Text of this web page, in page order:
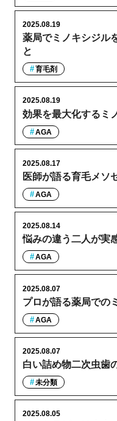
薬局でミノキシジル
と
2025.08.19
育毛剤
効果を最大化するミ
2025.08.19
AGA
医師が語る育毛メソ
2025.08.17
AGA
悩みの違う二人が実
2025.08.14
AGA
プロが語る薬局での
2025.08.07
AGA
白い詰め物二次虫歯
2025.08.07
未分類
2025.08.05